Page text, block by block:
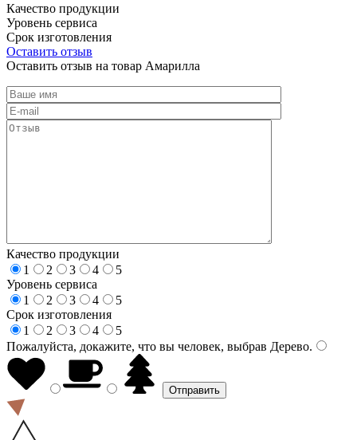
Качество продукции
Уровень сервиса
Срок изготовления
Оставить отзыв
Оставить отзыв на товар Амарилла
Качество продукции
1
2 3 4
5
Уровень сервиса
1
2 3 4
5
Срок изготовления
1
2 3 4
5
Пожалуйста, докажите, что вы человек, выбрав Дерево.